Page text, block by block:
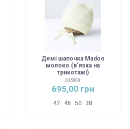
Демі шапочка Madoo
молоко (в'язка на
трикотажі)
045008
695,00 грн
42 46 50 38